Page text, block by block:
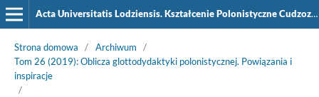
Acta Universitatis Lodziensis. Kształcenie Polonistyczne Cudzoziemców
Strona domowa / Archiwum
/
Tom 26 (2019): Oblicza glottodydaktyki polonistycznej. Powiązania i
inspiracje
/